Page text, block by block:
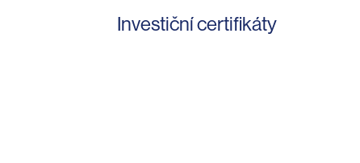
Investiční certifikáty